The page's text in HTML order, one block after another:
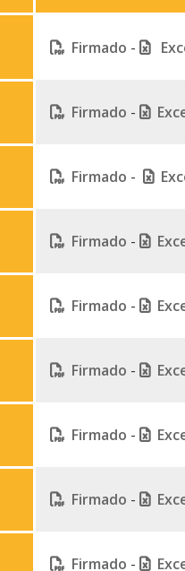
Firmado -
Firmado -
Firmado -
Firmado -
Firmado -
Firmado -
Firmado -
Firmado -
Firmado -